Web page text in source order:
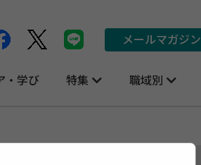
・学び 特集 職域別
メールマガジン